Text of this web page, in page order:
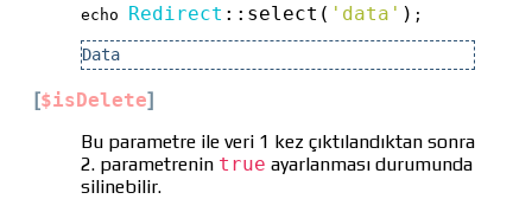
echo Redirect :: select( 'data' ) ;
Data
[$isDelete]
Bu parametre ile veri 1 kez çıktılandıktan sonra
2. parametrenin true ayarlanması durumunda
silinebilir.